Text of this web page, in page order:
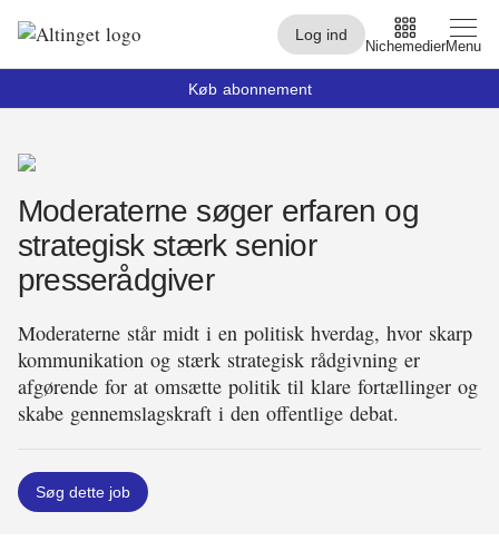
Log ind
Nichemedier
Arktis
By og Bolig
Civilsamfund
Embedsværk
Menu
Køb abonnement
Moderaterne søger erfaren og
strategisk stærk senior
presserådgiver
Moderaterne står midt i en politisk hverdag, hvor skarp
kommunikation og stærk strategisk rådgivning er
afgørende for at omsætte politik til klare fortællinger og
skabe gennemslagskraft i den offentlige debat.
Søg dette job